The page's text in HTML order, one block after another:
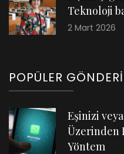
Teknoloji
2 Mart 2026
POPÜLER
Eşinizi
Üzerinden
Yöntem